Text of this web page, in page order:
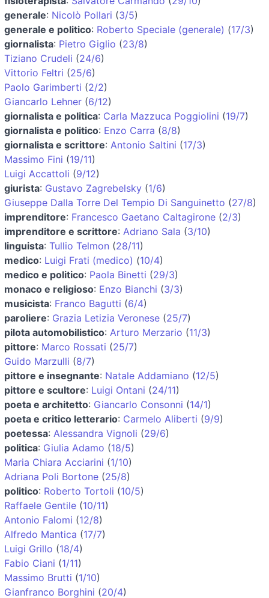
generale: Nicolò Pollari (3/5)
generale e politico: Roberto Speciale (generale) (17/3)
giornalista: Pietro Giglio (23/8)
Tiziano Crudeli (24/6)
Vittorio Feltri (25/6)
Paolo Garimberti (2/2)
Giancarlo Lehner (6/12)
giornalista e politica: Carla Mazzuca Poggiolini (19/7)
giornalista e politico: Enzo Carra (8/8)
giornalista e scrittore: Antonio Saltini (17/3)
Massimo Fini (19/11)
Luigi Accattoli (9/12)
giurista: Gustavo Zagrebelsky (1/6)
Giuseppe Dalla Torre Del Tempio Di Sanguinetto (27/8)
imprenditore: Francesco Gaetano Caltagirone (2/3)
imprenditore e scrittore: Adriano Sala (3/10)
linguista: Tullio Telmon (28/11)
medico: Luigi Frati (medico) (10/4)
medico e politico: Paola Binetti (29/3)
monaco e religioso: Enzo Bianchi (3/3)
musicista: Franco Bagutti (6/4)
paroliere: Grazia Letizia Veronese (25/7)
pilota automobilistico: Arturo Merzario (11/3)
pittore: Marco Rossati (25/7)
Guido Marzulli (8/7)
pittore e insegnante: Natale Addamiano (12/5)
pittore e scultore: Luigi Ontani (24/11)
poeta e architetto: Giancarlo Consonni (14/1)
poeta e critico letterario: Carmelo Aliberti (9/9)
poetessa: Alessandra Vignoli (29/6)
politica: Giulia Adamo (18/5)
Maria Chiara Acciarini (1/10)
Adriana Poli Bortone (25/8)
politico: Roberto Tortoli (10/5)
Raffaele Gentile (10/11)
Antonio Falomi (12/8)
Alfredo Mantica (17/7)
Luigi Grillo (18/4)
Fabio Ciani (1/11)
Massimo Brutti (1/10)
Gianfranco Borghini (20/4)